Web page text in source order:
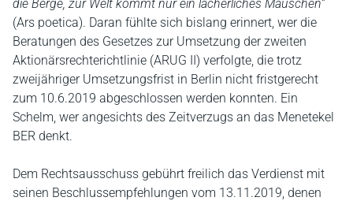
die Berge, zur Welt kommt nur ein lächerliches Mäuschen“
(Ars poetica). Daran fühlte sich bislang erinnert, wer die
Beratungen des Gesetzes zur Umsetzung der zweiten
Aktionärsrechterichtlinie (ARUG II) verfolgte, die trotz
zweijähriger Umsetzungsfrist in Berlin nicht fristgerecht
zum 10.6.2019 abgeschlossen werden konnten. Ein
Schelm, wer angesichts des Zeitverzugs an das Menetekel
BER denkt.
Dem Rechtsausschuss gebührt freilich das Verdienst mit
seinen Beschlussempfehlungen vom 13.11.2019, denen